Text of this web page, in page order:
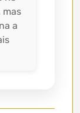
mas
a